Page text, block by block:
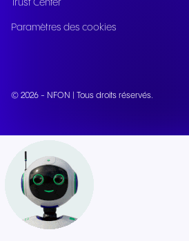
Trust Center
Paramètres des cookies
© 2026 - NFON | Tous droits réservés.